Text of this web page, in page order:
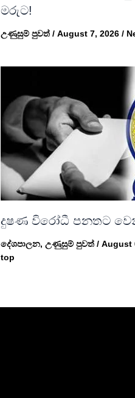
මරුට!
උණුසුම් පුවත් /August 7, 2026/
දුෂණ විරෝධී පනතට
දේශපාලන,උණුසුම් පුවත් /August
top